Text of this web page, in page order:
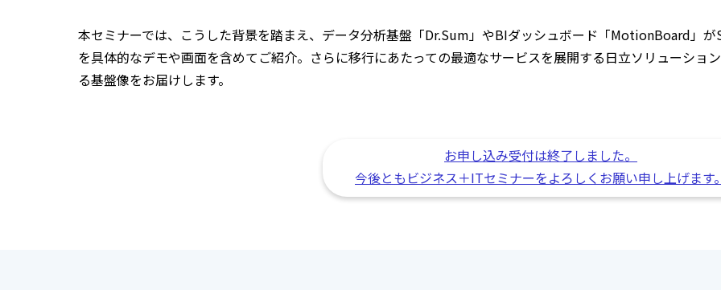
本セミナーでは、こうした背景を踏まえ、データ分析基盤「Dr.Sum」やBIダッシュボード「MotionBoard」
を具体的なデモや画面を含めてご紹介。さらに移行にあたっての最適なサービスを展開する日立ソリューショ
る基盤像をお届けします。
お申し込み受付は終了しました。
今後ともビジネス＋ITセミナーをよろしくお願い申し上げます